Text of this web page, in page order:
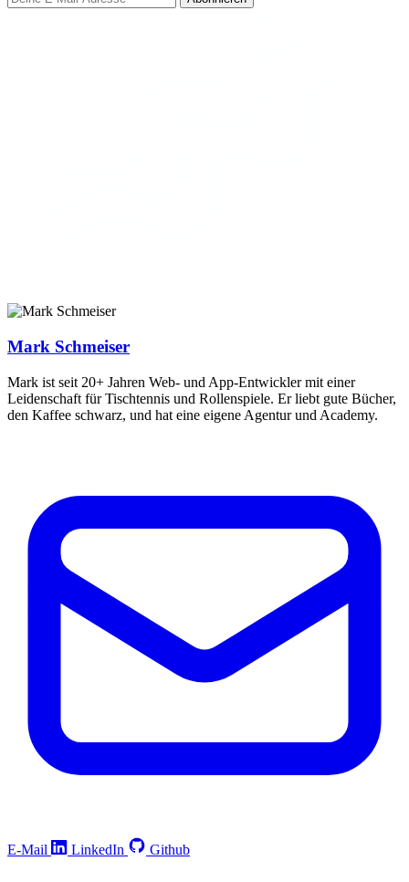
Mark Schmeiser
Mark ist seit 20+ Jahren Web- und App-Entwickler mit einer
Leidenschaft für Tischtennis und Rollenspiele. Er liebt gute Bücher,
den Kaffee schwarz, und hat eine eigene Agentur und Academy.
E-Mail LinkedIn Github